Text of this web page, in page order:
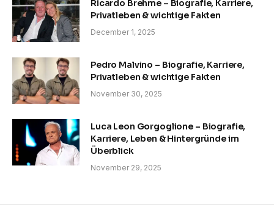
Ricardo Brehme – Biografie, Karriere,
Privatleben & wichtige Fakten
December 1, 2025
Pedro Malvino – Biografie, Karriere,
Privatleben & wichtige Fakten
November 30, 2025
Luca Leon Gorgoglione – Biografie,
Karriere, Leben & Hintergründe im
Überblick
November 29, 2025